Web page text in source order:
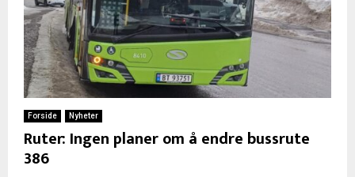
Forside Nyheter
Ruter: Ingen planer om å endre bussrute
386